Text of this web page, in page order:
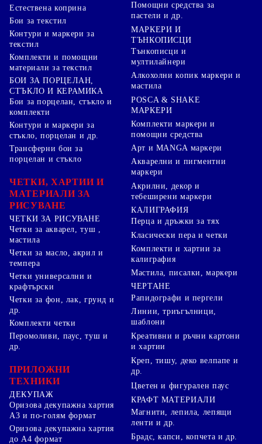
Естествена коприна
Бои за текстил
Контури и маркери за
текстил
Комплекти и помощни
материали за текстил
БОИ ЗА ПОРЦЕЛАН,
СТЪКЛО И КЕРАМИКА
Бои за порцелан, стъкло и
комплекти
Контури и маркери за
стъкло, порцелан и др.
Трансферни бои за
порцелан и стъкло
ЧЕТКИ, ХАРТИИ И
МАТЕРИАЛИ ЗА
РИСУВАНЕ
ЧЕТКИ ЗА РИСУВАНЕ
Четки за акварел, туш ,
мастила
Четки за масло, акрил и
темпера
Четки универсални и
крафтърски
Четки за фон, лак, грунд и
др.
Комплекти четки
Помощни средства за
пастели и др.
МАРКЕРИ И
ТЪНКОПИСЦИ
Тънкописци и
мултилайнери
Алкохолни копик маркери и
мастила
POSCA & SHAKE
МАРКЕРИ
Комплекти маркери и
помощни средства
Арт и MANGA маркери
Акварелни и пигментни
маркери
Акрилни, декор и
тебеширени маркери
КАЛИГРАФИЯ
Перца и дръжки за тях
Класически пера и четки
Комплекти и хартии за
калиграфия
Мастила, писалки, маркери
ЧЕРТАНЕ
Рапидографи и пергели
Линии, триъгълници,
шаблони
Перомоливи, паус, туш и
др.
ПРИЛОЖНИ
ТЕХНИКИ
ДЕКУПАЖ
Оризова декупажна хартия
А3 и по-голям формат
Оризова декупажна хартия
до А4 формат
Креативни и ръчни картони
и хартии
Креп, тишу, деко велпапе и
др.
Цветен и фигурален паус
КРАФТ МАТЕРИАЛИ
Магнити, лепила, лепящи
ленти и др.
Брадс, капси, копчета и др.